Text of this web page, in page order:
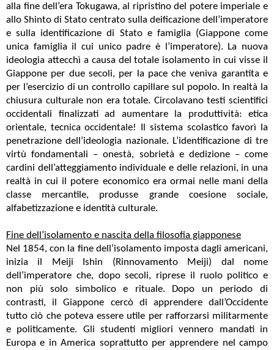
alla fine dell’era Tokugawa, al ripristino del potere imperiale e
allo Shinto di Stato centrato sulla deificazione dell’imperatore
e sulla identificazione di Stato e famiglia (Giappone come
unica famiglia il cui unico padre è l’imperatore). La nuova
ideologia attecchì a causa del totale isolamento in cui visse il
Giappone per due secoli, per la pace che veniva garantita e
per l’esercizio di un controllo capillare sul popolo. In realtà la
chiusura culturale non era totale. Circolavano testi scientifici
occidentali finalizzati ad aumentare la produttività: etica
orientale, tecnica occidentale! Il sistema scolastico favorì la
penetrazione dell’ideologia nazionale. L’identificazione di tre
virtù fondamentali – onestà, sobrietà e dedizione – come
cardini dell’atteggiamento individuale e delle relazioni, in una
realtà in cui il potere economico era ormai nelle mani della
classe mercantile, produsse grande coesione sociale,
alfabetizzazione e identità culturale.
Fine dell’isolamento e nascita della filosofia giapponese
Nel 1854, con la fine dell’isolamento imposta dagli americani,
inizia il Meiji Ishin (Rinnovamento Meiji) dal nome
dell’imperatore che, dopo secoli, riprese il ruolo politico e
non più solo simbolico e rituale. Dopo un periodo di
contrasti, il Giappone cercò di apprendere dall’Occidente
tutto ciò che poteva essere utile per rafforzarsi militarmente
e politicamente. Gli studenti migliori vennero mandati in
Europa e in America soprattutto per apprendere nel campo